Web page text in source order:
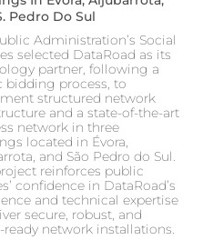
Pedro Do Sul
Administration’s Social
selected DataRoad as its
partner, following a
bidding process, to
structured network
and a state-of-the-art
network in three
located in Évora,
and São Pedro do Sul.
reinforces public
confidence in DataRoad’s
and technical expertise
secure, robust, and
ready network installations.